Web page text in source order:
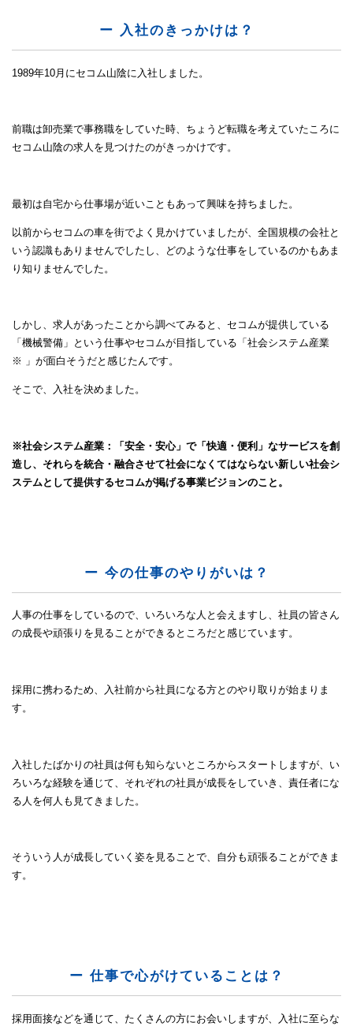
ー 入社のきっかけは？
1989年10月にセコム山陰に入社しました。
前職は卸売業で事務職をしていた時、ちょうど転職を考えていたころに
セコム山陰の求人を見つけたのがきっかけです。
最初は自宅から仕事場が近いこともあって興味を持ちました。
以前からセコムの車を街でよく見かけていましたが、全国規模の会社と
いう認識もありませんでしたし、どのような仕事をしているのかもあま
り知りませんでした。
しかし、求人があったことから調べてみると、セコムが提供している
「機械警備」という仕事やセコムが目指している「社会システム産業
※ 」が面白そうだと感じたんです。
そこで、入社を決めました。
※社会システム産業：「安全・安心」で「快適・便利」なサービスを創
造し、それらを統合・融合させて社会になくてはならない新しい社会シ
ステムとして提供するセコムが掲げる事業ビジョンのこと。
ー 今の仕事のやりがいは？
人事の仕事をしているので、いろいろな人と会えますし、社員の皆さん
の成長や頑張りを見ることができるところだと感じています。
採用に携わるため、入社前から社員になる方とのやり取りが始まりま
す。
入社したばかりの社員は何も知らないところからスタートしますが、い
ろいろな経験を通じて、それぞれの社員が成長をしていき、責任者にな
る人を何人も見てきました。
そういう人が成長していく姿を見ることで、自分も頑張ることができま
す。
ー 仕事で心がけていることは？
採用面接などを通じて、たくさんの方にお会いしますが、入社に至らな